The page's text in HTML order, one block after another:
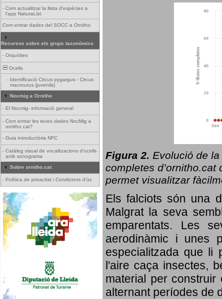
- Com actualitzar la llista d'espècies a
l'app NaturaList
Com entrar dades del SOCC a Ornitho
Recursos sobre els grups taxonòmics
- Orquídies
Ocells
- Identificació Circus pygargus - Circus
macrourus (juvenils)
Nocmig a Ornitho
- El Nocmig- informació general
- Com entrar les teves dades NocMig a
ornitho.cat?
- Guia introductòria NFC
- Catàleg visual de vocalitzacions d'ocells
amb sonograma
Sobre ornitho.cat
- Política de privacitat i Condicions d'ús
Figura 2. Evolució de la
completes d’ornitho.cat
permet visualitzar
Els falciots són una
Malgrat la seva
emparentats. Les
aerodinàmic i unes
especialitzada que li
l'aire caça insectes,
material per
alternant períodes de